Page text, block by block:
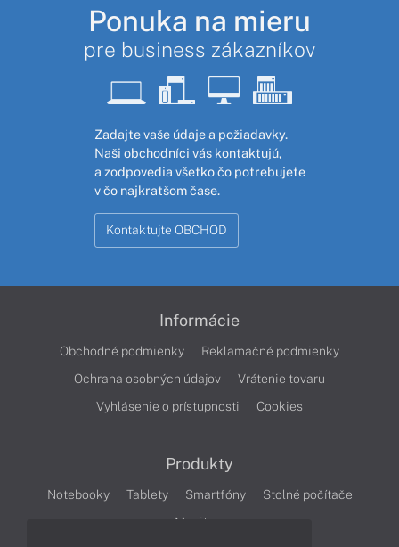
Ponuka na mieru
pre business zákazníkov
Zadajte vaše údaje a požiadavky.
Naši obchodníci vás kontaktujú,
a zodpovedia všetko čo potrebujete
v čo najkratšom čase.
Kontaktujte OBCHOD
Informácie
Obchodné podmienky
Reklamačné podmienky
Ochrana osobných údajov
Vrátenie tovaru
Vyhlásenie o prístupnosti
Cookies
Produkty
Notebooky Tablety Smartfóny
Stolné počítače
Monitory